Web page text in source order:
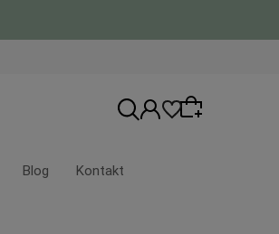
Blog Kontakt